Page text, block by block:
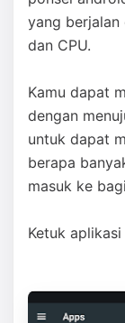
yang berjalan
dan CPU.
Kamu dapat
dengan
untuk dapat
berapa
masuk ke
Ketuk